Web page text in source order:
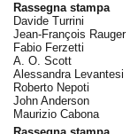
Rassegna stampa
Davide Turrini
Jean-François Rauger
Fabio Ferzetti
A. O. Scott
Alessandra Levantesi
Roberto Nepoti
John Anderson
Maurizio Cabona